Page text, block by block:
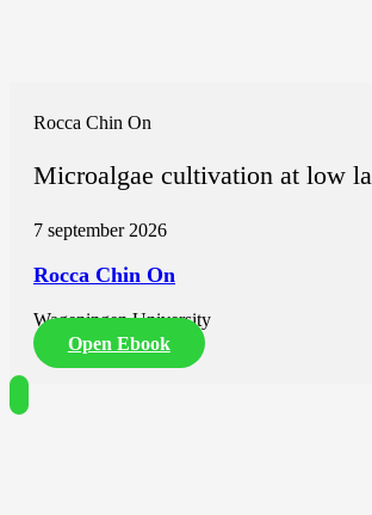
Rocca Chin On
Microalgae cultivation at low
7 september 2026
Rocca Chin On
Wageningen University
Open Ebook